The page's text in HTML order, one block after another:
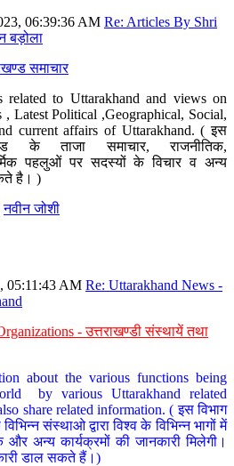
06:39:36 AM Re: Articles By Shri
बड़ोला
समाचार
to Uttarakhand and views on
, Latest Political ,Geographical, Social,
current affairs of Uttarakhand. ( इस
के ताजा समाचार, राजनीतिक,
पहलुओं पर सदस्यों के विचार व अन्य
है। )
नवीन जोशी
05:11:43 AM Re: Uttarakhand News -
- उत्तराखण्डी संस्थायें तथा
about the various functions being
by various Uttarakhand related
share related information. ( इस विभाग
संस्थाओ द्वारा विश्व के विभिन्न भागों में
अन्य कार्यक्रमों की जानकारी मिलेगी।
डाल सकते हैं।)